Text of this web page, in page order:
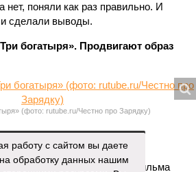
нет, поняли как раз правильно. И
сделали выводы.
богатыря». Продвигают образ
(фото: rutube.ru/Честно про Зарядку)
новый хит. Американки
сарафаны и кокошники и
персонажам мультфильма
работу с сайтом вы даете
обработку данных нашим